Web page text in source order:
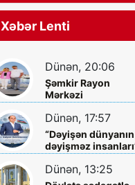
Xəbər Lenti
Dünən, 20:06
Şəmkir Rayon
Mərkəzi
Xəstəxanasının
həkimi Ceyhun
Rəsulov və arvadı
Arzu Əskərovanın
icra etdiyi mioma
əməliyyatından
sonra qadının
Dünən, 17:57
“Dəyişən dünyanın
dəyişməz
layihəsində...
Dünən, 13:25